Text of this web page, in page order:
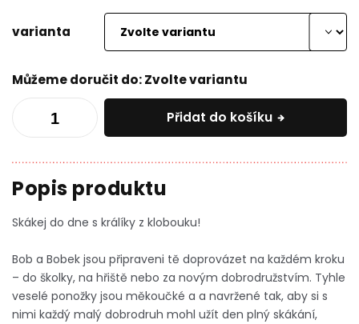
varianta
Můžeme doručit do:Zvolte variantu
Přidat do košíku
Skákej do dne s králíky z klobouku!
Bob a Bobek jsou připraveni tě doprovázet na každém kroku
– do školky, na hřiště nebo za novým dobrodružstvím. Tyhle
veselé ponožky jsou měkoučké a a navržené tak, aby si s
nimi každý malý dobrodruh mohl užít den plný skákání,